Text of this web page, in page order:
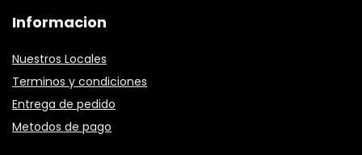
Informacion
Nuestros Locales
Terminos y condiciones
Entrega de pedido
Metodos de pago